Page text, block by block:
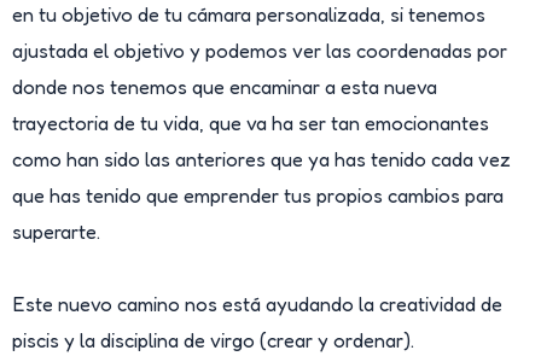
en tu objetivo de tu cámara personalizada, si tenemos
ajustada el objetivo y podemos ver las coordenadas por
donde nos tenemos que encaminar a esta nueva
trayectoria de tu vida, que va ha ser tan emocionantes
como han sido las anteriores que ya has tenido cada vez
que has tenido que emprender tus propios cambios para
superarte.
Este nuevo camino nos está ayudando la creatividad de
piscis y la disciplina de virgo (crear y ordenar).